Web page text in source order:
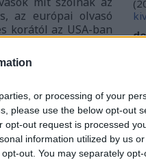
or processing of your
please use the below opt-out
opt-out request is processed
information utilized by us
out. You may separately
az európai olvasó
korától az USA-ban
az űr – mindegyik
sajátja, s mely így
Olyan hétköznapi
is részesei
közelíti meg a
(